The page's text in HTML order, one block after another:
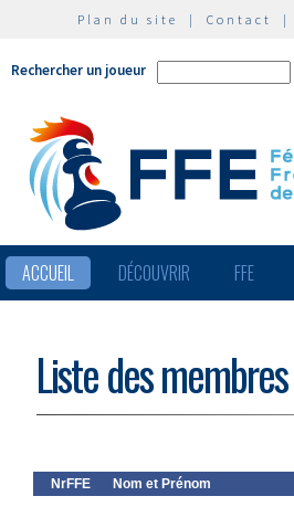
Plan du site | Contact |
Rechercher un joueur
ACCUEIL DÉCOUVRIR FFE
Liste des
NrFFE Nom et Prénom